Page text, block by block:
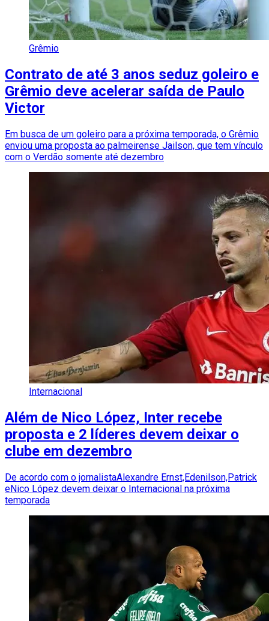
Grêmio
Contrato de até 3 anos seduz goleiro e
Grêmio deve acelerar saída de Paulo
Victor
Em busca de um goleiro para a próxima temporada, o Grêmio
enviou uma proposta ao palmeirense Jailson, que tem vínculo
com o Verdão somente até dezembro
Internacional
Além de Nico López, Inter recebe
proposta e 2 líderes devem deixar o
clube em dezembro
De acordo com o jornalistaAlexandre Ernst,Edenilson,Patrick
eNico López devem deixar o Internacional na próxima
temporada